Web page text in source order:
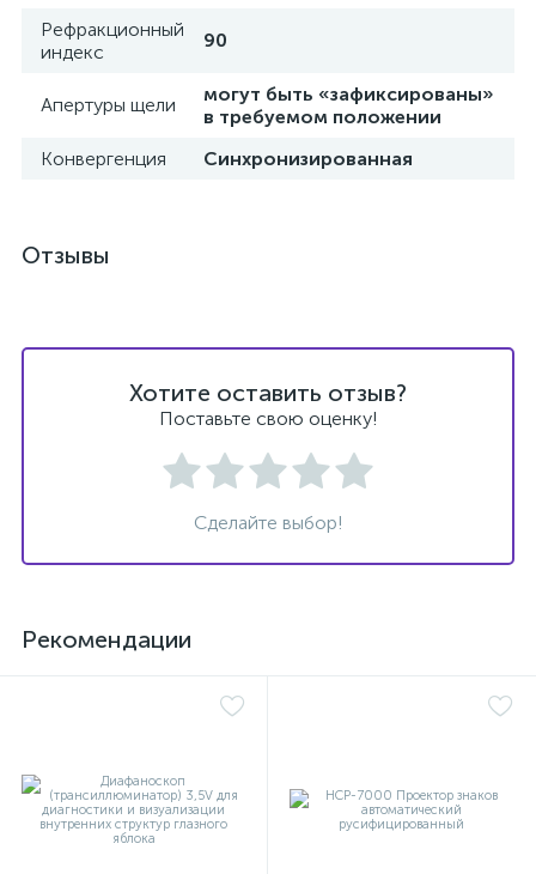
Рефракционный
индекс
90
Апертуры щели
могут быть «зафиксированы»
в требуемом положении
Конвергенция
Синхронизированная
Отзывы
Хотите оставить отзыв?
Поставьте свою оценку!
Сделайте выбор!
Рекомендации